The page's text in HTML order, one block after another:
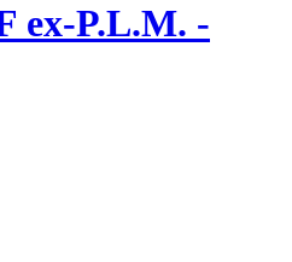
ex-P.L.M. -